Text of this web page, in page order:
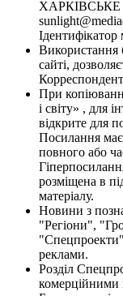
ХАРКІВСЬКЕ
Використання
сайті,
При
і світу» , для
відкрите для
Посилання має
повного або
розміщена в
матеріалу.
Новини з
"Регіони",
реклами.
Розділ
комерційними